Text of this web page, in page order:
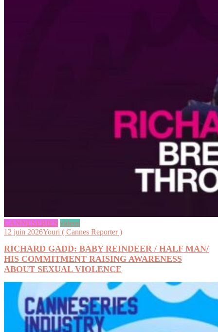
CANNESERIES videos
12 juin 2026Youri ( Cannes Reporter )
RICHARD GADD: BABY REINDEER / HALF MAN/
HIS COMMITMENT RAISING AWARENESS
ABOUT SEXUAL VIOLENCE